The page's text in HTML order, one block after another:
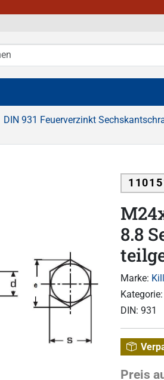
DIN 931 Feuerverzinkt Sechskantschrauben Mit
8.8
Marke:
Kategorie:
DIN: 931
Preis